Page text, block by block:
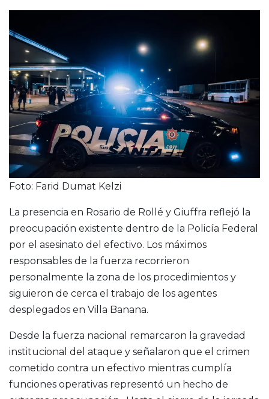
Foto: Farid Dumat Kelzi
La presencia en Rosario de Rollé y Giuffra reflejó la
preocupación existente dentro de la Policía Federal
por el asesinato del efectivo. Los máximos
responsables de la fuerza recorrieron
personalmente la zona de los procedimientos y
siguieron de cerca el trabajo de los agentes
desplegados en Villa Banana.
Desde la fuerza nacional remarcaron la gravedad
institucional del ataque y señalaron que el crimen
cometido contra un efectivo mientras cumplía
funciones operativas representó un hecho de